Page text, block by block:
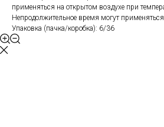
применяться на открытом воздухе при
Непродолжительное время могут
Упаковка (пачка/коробка): 6/36